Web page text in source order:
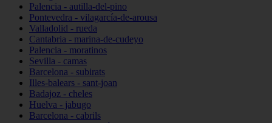
Palencia - autilla-del-pino
Pontevedra - vilagarcía-de-arousa
Valladolid - rueda
Cantabria - marina-de-cudeyo
Palencia - moratinos
Sevilla - camas
Barcelona - subirats
Illes-balears - sant-joan
Badajoz - cheles
Huelva - jabugo
Barcelona - cabrils